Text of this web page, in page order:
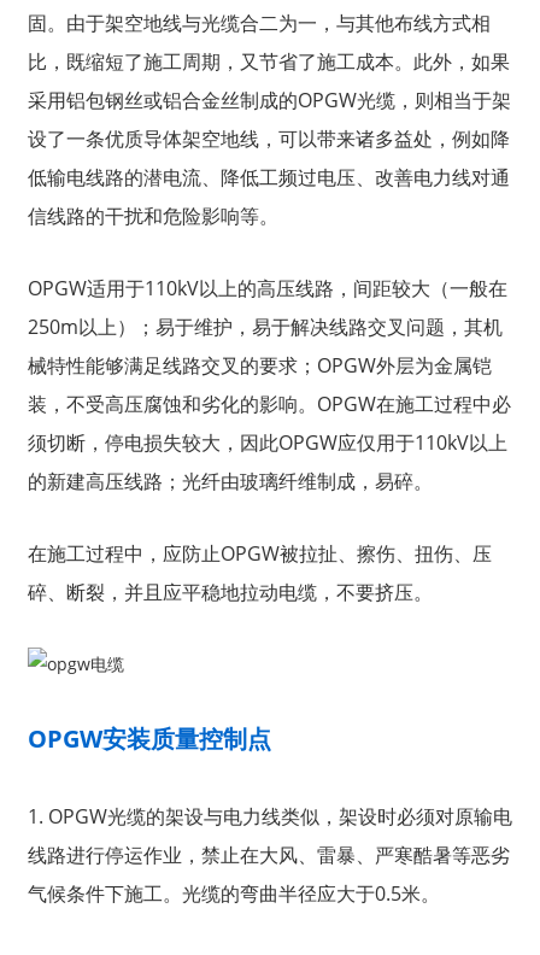
固。由于架空地线与光缆合二为一，与其他布线方式相
比，既缩短了施工周期，又节省了施工成本。此外，如果
采用铝包钢丝或铝合金丝制成的OPGW光缆，则相当于架
设了一条优质导体架空地线，可以带来诸多益处，例如降
低输电线路的潜电流、降低工频过电压、改善电力线对通
信线路的干扰和危险影响等。
OPGW适用于110kV以上的高压线路，间距较大（一般在
250m以上）；易于维护，易于解决线路交叉问题，其机
械特性能够满足线路交叉的要求；OPGW外层为金属铠
装，不受高压腐蚀和劣化的影响。OPGW在施工过程中必
须切断，停电损失较大，因此OPGW应仅用于110kV以上
的新建高压线路；光纤由玻璃纤维制成，易碎。
在施工过程中，应防止OPGW被拉扯、擦伤、扭伤、压
碎、断裂，并且应平稳地拉动电缆，不要挤压。
OPGW安装质量控制点
1. OPGW光缆的架设与电力线类似，架设时必须对原输电
线路进行停运作业，禁止在大风、雷暴、严寒酷暑等恶劣
气候条件下施工。光缆的弯曲半径应大于0.5米。